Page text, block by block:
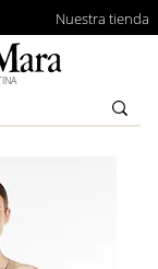
Nuestra tienda